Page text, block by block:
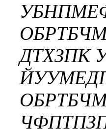
ДТХЗПК